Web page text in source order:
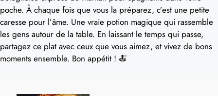
poche. À chaque fois que vous la préparez, c’est une petite
caresse pour l’âme. Une vraie potion magique qui rassemble
les gens autour de la table. En laissant le temps qui passe,
partagez ce plat avec ceux que vous aimez, et vivez de bons
moments ensemble. Bon appétit ! 🍝